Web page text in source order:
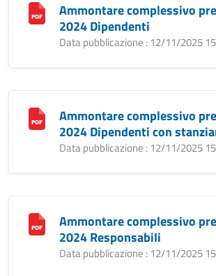
Ammontare complessivo
2024 Dipendenti
Data pubblicazione : 12/11/2025
Ammontare complessivo
2024 Dipendenti con
Data pubblicazione : 12/11/2025
Ammontare complessivo
2024 Responsabili
Data pubblicazione : 12/11/2025